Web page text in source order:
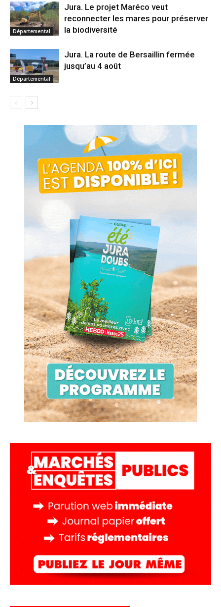
Départemental
Jura. Le projet Maréco veut
reconnecter les mares pour préserver
la biodiversité
Départemental
Jura. La route de Bersaillin fermée
jusqu’au 4 août